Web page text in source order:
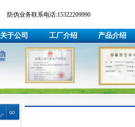
防伪业务联系电话:15322209990
关于公司 工厂介绍 产品介绍